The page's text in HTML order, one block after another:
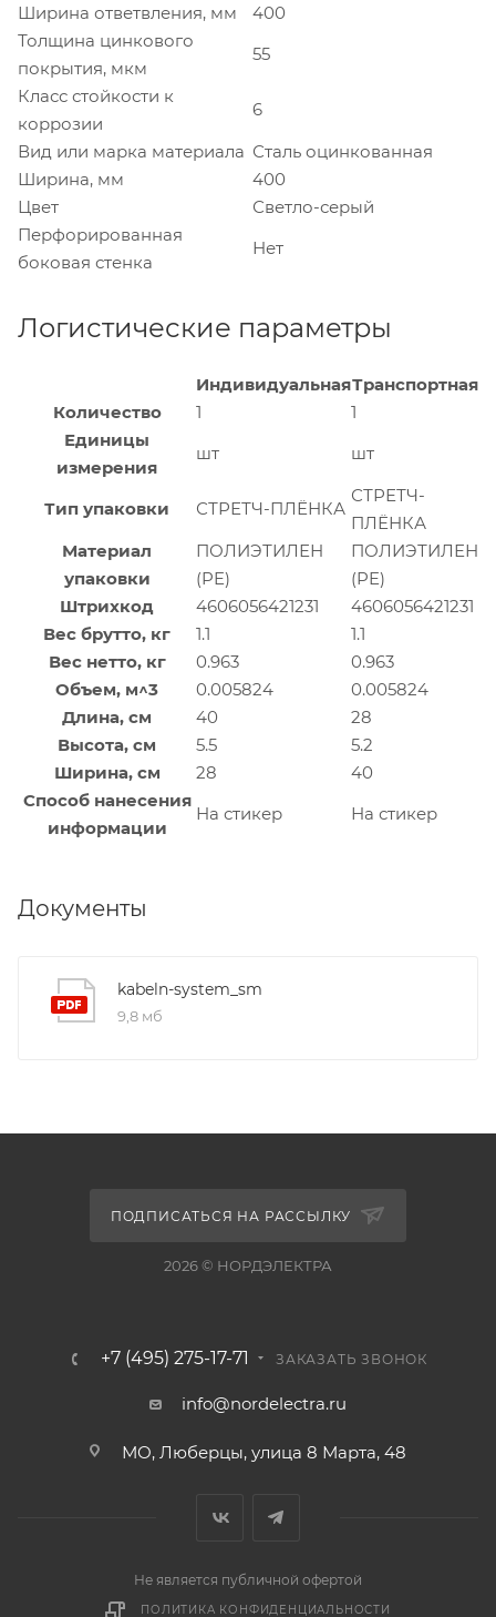
Ширина ответвления, мм
400
Толщина цинкового
покрытия, мкм
55
Класс стойкости к
коррозии
6
Вид или марка материала Сталь оцинкованная
Ширина, мм
400
Цвет
Светло-серый
Перфорированная
боковая стенка
Нет
Логистические параметры
ИндивидуальнаяТранспортная
Количество
1
1
Единицы
измерения
шт шт
Тип упаковки СТРЕТЧ-ПЛЁНКА
СТРЕТЧ-
ПЛЁНКА
Материал
упаковки
ПОЛИЭТИЛЕН
(PE)
ПОЛИЭТИЛЕН
(PE)
Штрихкод
4606056421231
4606056421231
Вес брутто, кг
1.1
1.1
Вес нетто, кг
0.963
0.963
Объем, м^3
0.005824
0.005824
Длина, см
40
28
Высота, см
5.5
5.2
Ширина, см
28
40
Способ нанесения
информации
На стикер На стикер
Документы
kabeln-system_sm
9,8 мб
ПОДПИСАТЬСЯ НА РАССЫЛКУ
2026 © НОРДЭЛЕКТРА
+7 (495) 275-17-71 ЗАКАЗАТЬ ЗВОНОК
info@nordelectra.ru
МО, Люберцы, улица 8 Марта, 48
Не является публичной офертой
ПОЛИТИКА КОНФИДЕНЦИАЛЬНОСТИ